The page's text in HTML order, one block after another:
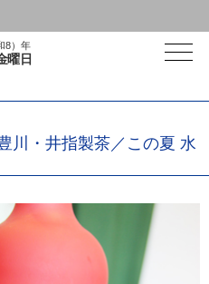
8）年
曜日
川・井指製茶／この夏 水